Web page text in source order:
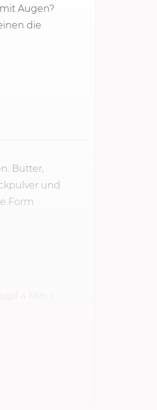
Augen?
die
Butter,
und
Form
4 Min.